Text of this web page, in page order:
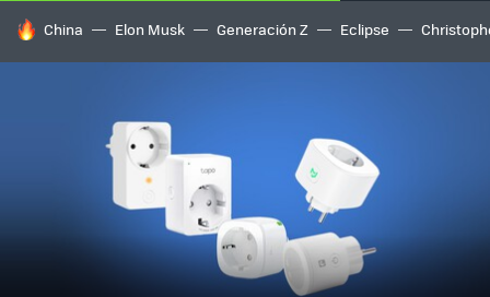
HOY SE HABLA DE
China Elon Musk Generación Z Eclipse